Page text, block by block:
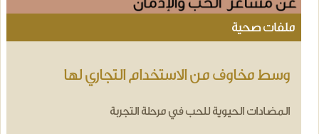
ملفات صحية
وسط مخاوف من الاستخدام التجاري لها
المضادات الحيوية للحب في مرحلة التجربة